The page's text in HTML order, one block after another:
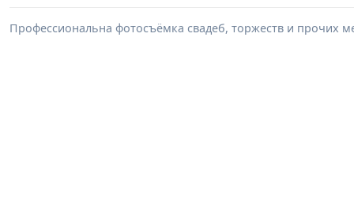
Профессиональна фотосъёмка свадеб, торжеств и прочих